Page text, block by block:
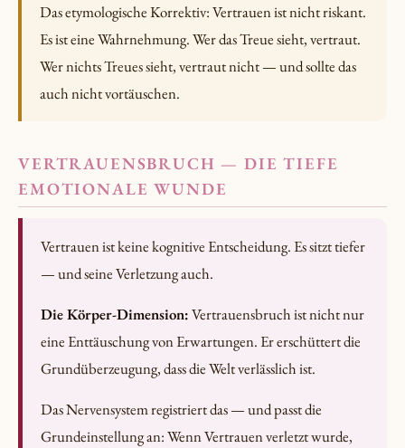
Das etymologische Korrektiv: Vertrauen ist nicht riskant.
Es ist eine Wahrnehmung. Wer das Treue sieht, vertraut.
Wer nichts Treues sieht, vertraut nicht — und sollte das
auch nicht vortäuschen.
VERTRAUENSBRUCH — DIE TIEFE
EMOTIONALE WUNDE
Vertrauen ist keine kognitive Entscheidung. Es sitzt tiefer
— und seine Verletzung auch.
Die Körper-Dimension:Vertrauensbruch ist nicht nur
eine Enttäuschung von Erwartungen. Er erschüttert die
Grundüberzeugung, dass die Welt verlässlich ist.
Das Nervensystem registriert das — und passt die
Grundeinstellung an: Wenn Vertrauen verletzt wurde,